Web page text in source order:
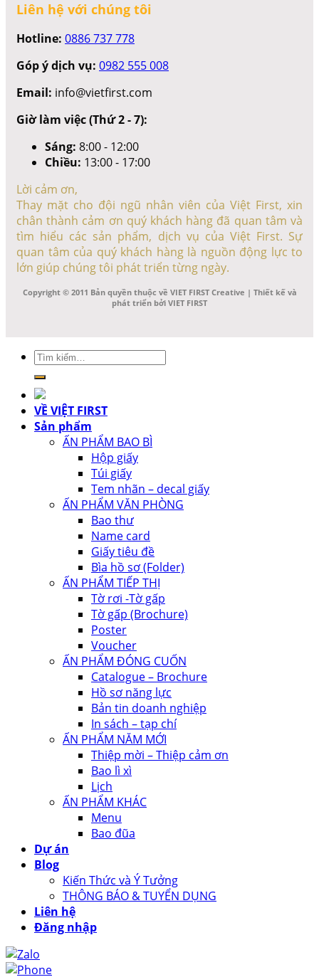
Liên hệ với chúng tôi
Hotline: 0886 737 778
Góp ý dịch vụ: 0982 555 008
Email: info@vietfirst.com
Giờ làm việc (Thứ 2 - 7):
Sáng: 8:00 - 12:00
Chiều: 13:00 - 17:00
Lời cảm ơn,
Thay mặt cho đội ngũ nhân viên của Việt First, xin
chân thành cảm ơn quý khách hàng đã quan tâm và
tìm hiểu các sản phẩm, dịch vụ của Việt First. Sự
quan tâm của quý khách hàng là nguồn động lực to
lớn giúp chúng tôi phát triển từng ngày.
Copyright © 2011 Bản quyền thuộc về VIET FIRST Creative | Thiết kế và
phát triển bởi VIET FIRST
Tìm
kiếm:
VỀ VIỆT FIRST
Sản phẩm
ẤN PHẨM BAO BÌ
Hộp giấy
Túi giấy
Tem nhãn – decal giấy
ẤN PHẨM VĂN PHÒNG
Bao thư
Name card
Giấy tiêu đề
Bìa hồ sơ (Folder)
ẤN PHẨM TIẾP THỊ
Tờ rơi -Tờ gấp
Tờ gấp (Brochure)
Poster
Voucher
ẤN PHẨM ĐÓNG CUỐN
Catalogue – Brochure
Hồ sơ năng lực
Bản tin doanh nghiệp
In sách – tạp chí
ẤN PHẨM NĂM MỚI
Thiệp mời – Thiệp cảm ơn
Bao lì xì
Lịch
ẤN PHẨM KHÁC
Menu
Bao đũa
Dự án
Blog
Kiến Thức và Ý Tưởng
THÔNG BÁO & TUYỂN DỤNG
Liên hệ
Đăng nhập